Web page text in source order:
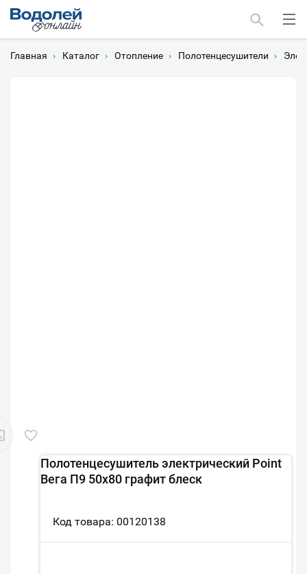
Главная › Каталог › Отопление › Полотенцесушители ›
Полотенцесушитель электрический Point
Вега П9 50x80 графит блеск
Код товара: 00120138